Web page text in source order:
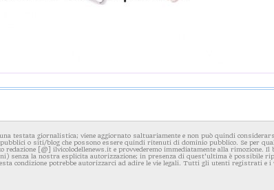
testata giornalistica; viene aggiornato saltuariamente e non può quindi
o siti/blog che possono essere quindi ritenuti di dominio pubblico. Se per
[@] ilvicolodellenews.it e provvederemo immediatamente alla rimozione.
senza la nostra esplicita autorizzazione; in presenza di quest'ultima è possibile
condizione potrebbe autorizzarci ad adire le vie legali. Tutti gli utenti registrati e i